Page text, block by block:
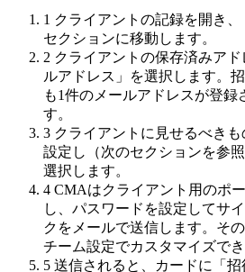
1 クライアントの記録を開き、
セクションに移動します。
2 クライアントの保存済みア
ルアドレス」を選択します。
も1件のメールアドレスが登録
す。
3 クライアントに見せるべき
設定し（次のセクションを参
選択します。
4 CMAはクライアント用のポ
し、パスワードを設定してサ
クをメールで送信します。そ
チーム設定でカスタマイズでき
5 送信されると、カードに「